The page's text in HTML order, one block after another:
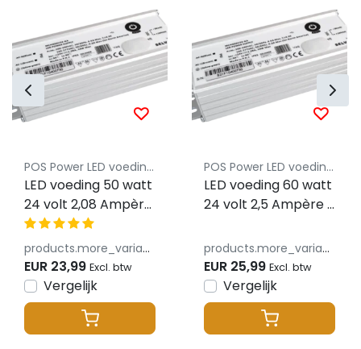
POS Power LED voeding via Profielgigant.nl
LED voeding 50 watt
24 volt 2,08 Ampère
– IP67 waterdicht –
MCHQ50V24-GE
products.more_variants_available
EUR 23,99 Excl. btw
Vergelijk
POS Power LED voeding via Profielgigant.nl
LED voeding 60 watt
24 volt 2,5 Ampère –
MCHQ60V24-GE
products.more_variants_available
EUR 25,99 Excl. btw
Vergelijk